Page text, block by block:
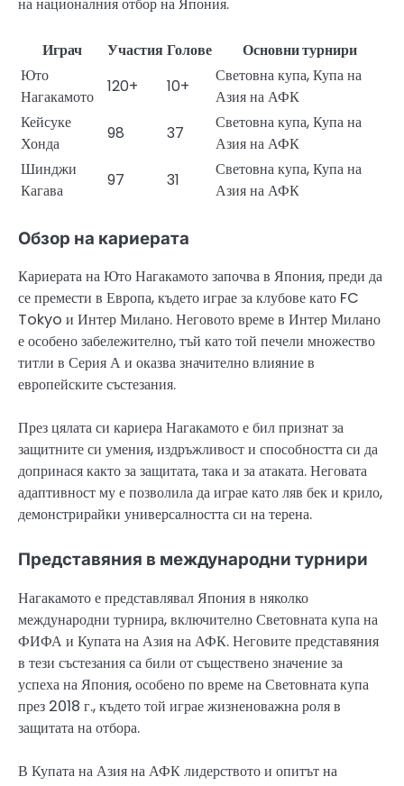
Играч УчастияГолове
Основни турнири
Юто
Нагакамото
120+ 10+
Световна купа, Купа на
Азия на АФК
Кейсуке
Хонда
98 37
Световна купа, Купа на
Азия на АФК
Шинджи
Кагава
97 31
Световна купа, Купа на
Азия на АФК
Обзор на кариерата
Кариерата на Юто Нагакамото започва в Япония, преди да
се премести в Европа, където играе за клубове като FC
Tokyo и Интер Милано. Неговото време в Интер Милано
е особено забележително, тъй като той печели множество
титли в Серия А и оказва значително влияние в
европейските състезания.
През цялата си кариера Нагакамото е бил признат за
защитните си умения, издръжливост и способността си да
допринася както за защитата, така и за атаката. Неговата
адаптивност му е позволила да играе като ляв бек и крило,
демонстрирайки универсалността си на терена.
Представяния в международни турнири
Нагакамото е представлявал Япония в няколко
международни турнира, включително Световната купа на
ФИФА и Купата на Азия на АФК. Неговите представяния
в тези състезания са били от съществено значение за
успеха на Япония, особено по време на Световната купа
през 2018 г., където той играе жизненоважна роля в
защитата на отбора.
В Купата на Азия на АФК лидерството и опитът на